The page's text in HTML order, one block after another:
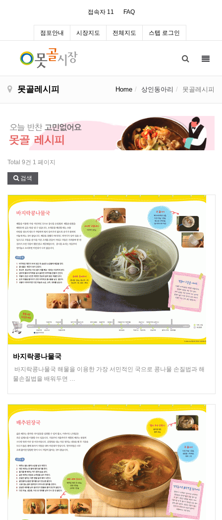
접속자 11 FAQ
점포안내 시장지도 전체지도 스텝 로그인
못골레시피 Home 상인동아리 못골레시피
Total 9건 1 페이지
검색
바지락콩나물국
바지락콩나물국 해물을 이용한 가장 서민적인 국으로 콩나물 손질법과 해
물손질법을 배워두면 …